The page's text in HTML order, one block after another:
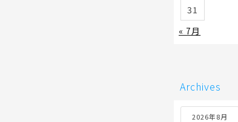
31
« 7月
Archives
2026年8月